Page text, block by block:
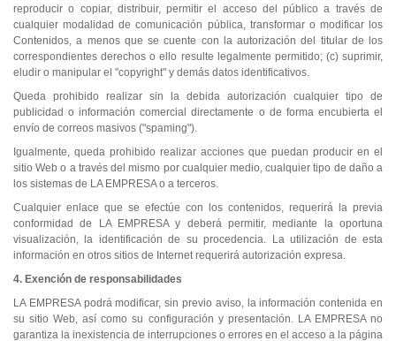
reproducir o copiar, distribuir, permitir el acceso del público a través de
cualquier modalidad de comunicación pública, transformar o modificar los
Contenidos, a menos que se cuente con la autorización del titular de los
correspondientes derechos o ello resulte legalmente permitido; (c) suprimir,
eludir o manipular el "copyright" y demás datos identificativos.
Queda prohibido realizar sin la debida autorización cualquier tipo de
publicidad o información comercial directamente o de forma encubierta el
envío de correos masivos ("spaming").
Igualmente, queda prohibido realizar acciones que puedan producir en el
sitio Web o a través del mismo por cualquier medio, cualquier tipo de daño a
los sistemas de LA EMPRESA o a terceros.
Cualquier enlace que se efectúe con los contenidos, requerirá la previa
conformidad de LA EMPRESA y deberá permitir, mediante la oportuna
visualización, la identificación de su procedencia. La utilización de esta
información en otros sitios de Internet requerirá autorización expresa.
4. Exención de responsabilidades
LA EMPRESA podrá modificar, sin previo aviso, la información contenida en
su sitio Web, así como su configuración y presentación. LA EMPRESA no
garantiza la inexistencia de interrupciones o errores en el acceso a la página